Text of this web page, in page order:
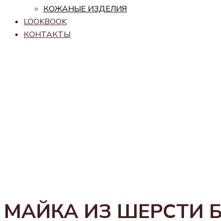
КОЖАНЫЕ ИЗДЕЛИЯ
LOOKBOOK
КОНТАКТЫ
МАЙКА ИЗ ШЕРСТИ